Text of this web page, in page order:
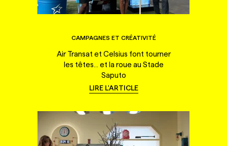
CAMPAGNES ET CRÉATIVITÉ
Air Transat et Celsius font tourner
les têtes... et la roue au Stade
Saputo
LIRE L'ARTICLE